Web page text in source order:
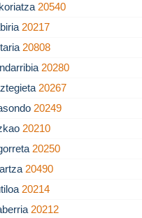
20540
20217
20808
20280
20267
20249
20210
20250
20490
20214
20212